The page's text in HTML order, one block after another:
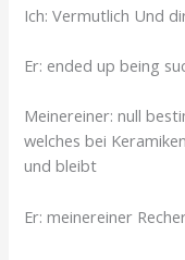
Ich: Vermutlich Und
Er: ended up being
Meinereiner: null
welches bei
und bleibt
Er: meinereiner